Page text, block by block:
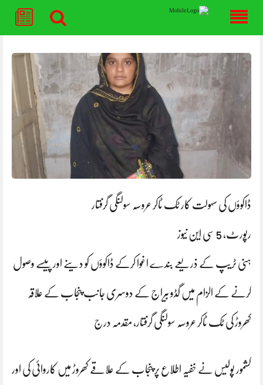
content
ڈاکوؤں کی سہولت کار ٹک ٹاکر عروسہ سولنگی گرفتار
رپورٹ، 5 سی این نیوز
ہنی ٹریپ کے ذریعے بندے اغوا کرکے ڈاکوؤں کو دینے اور پیسے وصول
کرنے کے الزام میں گڈو بیراج کے دوسری جانب پنجاب کے علاقہ
کھروڑ کی ٹک ٹاکر عروسہ سولنگی گرفتار، مقدمہ درج
کشمور پولیس نے خفیہ اطلاع پر پنجاب کے علاقے کھروڑ میں کاروائی کی اور